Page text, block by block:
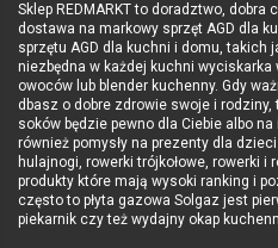
Sklep REDMARKT to doradztwo, dobra
dostawa na markowy sprzęt AGD dla
sprzętu AGD dla kuchni i domu, takich
niezbędna w każdej kuchni
owoców lub blender kuchenny. Gdy
dbasz o dobre zdrowie swoje i
soków będzie pewno dla Ciebie albo
również pomysły na prezenty dla
hulajnogi, rowerki trójkołowe, rowerki i
produkty które mają wysoki ranking i
często to płyta gazowa Solgaz jest
piekarnik czy też wydajny okap